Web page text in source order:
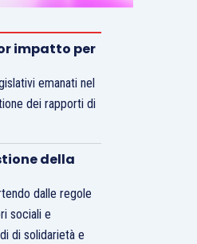
impatto per
emanati nel
dei rapporti di
della
dalle regole
sociali e
di solidarietà e